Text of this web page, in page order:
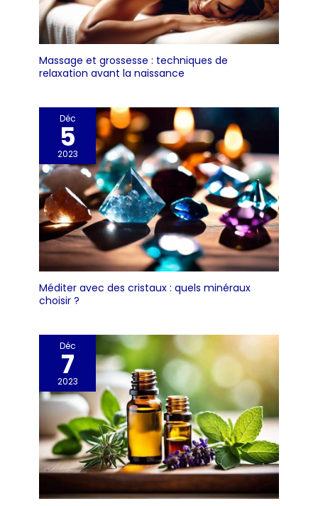
un cadeau idéal pour les
membres de votre famille, vos
amis et vos proches à
l'occasion de Noël, d'un
anniversaire, de la fête des
mères ou d'un anniversaire de
mariage.
Massage et grossesse : techniques de
relaxation avant la naissance
Déc
5
2023
Méditer avec des cristaux : quels minéraux
choisir ?
Déc
7
2023